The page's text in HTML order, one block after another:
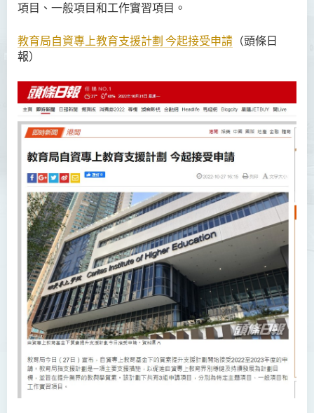
項目、一般項目和工作實習項目。
教育局自資專上教育支援計劃 今起接受申請 （頭條日
報）